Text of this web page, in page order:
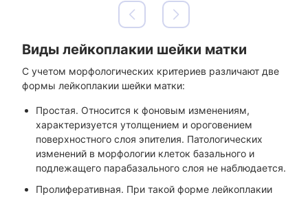
Виды лейкоплакии шейки матки
С учетом морфологических критериев различают две
формы лейкоплакии шейки матки:
Простая. Относится к фоновым изменениям,
характеризуется утолщением и ороговением
поверхностного слоя эпителия. Патологических
изменений в морфологии клеток базального и
подлежащего парабазального слоя не наблюдается.
Пролиферативная. При такой форме лейкоплакии